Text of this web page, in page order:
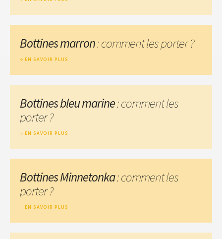
Bottines marron: comment les porter ?
EN SAVOIR PLUS
Bottines bleu marine: comment les
porter ?
EN SAVOIR PLUS
Bottines Minnetonka: comment les
porter ?
EN SAVOIR PLUS